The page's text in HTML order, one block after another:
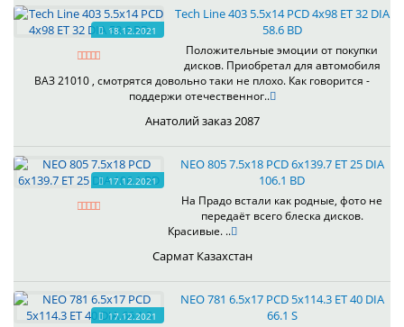
18.12.2021
Tech Line 403 5.5x14 PCD 4x98 ET 32 DIA
58.6 BD
Положительные эмоции от покупки
дисков. Приобретал для автомобиля
ВАЗ 21010 , смотрятся довольно таки не плохо. Как говорится -
поддержи отечественног..
Анатолий заказ 2087
17.12.2021
NEO 805 7.5x18 PCD 6x139.7 ET 25 DIA
106.1 BD
На Прадо встали как родные, фото не
передаёт всего блеска дисков.
Красивые. ..
Сармат Казахстан
17.12.2021
NEO 781 6.5x17 PCD 5x114.3 ET 40 DIA
66.1 S